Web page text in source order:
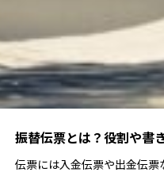
振替伝票とは？役割や書
伝票には入金伝票や出金伝